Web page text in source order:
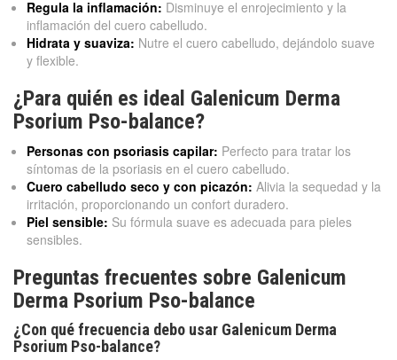
Regula la inflamación: Disminuye el enrojecimiento y la
inflamación del cuero cabelludo.
Hidrata y suaviza: Nutre el cuero cabelludo, dejándolo suave
y flexible.
¿Para quién es ideal Galenicum Derma
Psorium Pso-balance?
Personas con psoriasis capilar: Perfecto para tratar los
síntomas de la psoriasis en el cuero cabelludo.
Cuero cabelludo seco y con picazón: Alivia la sequedad y la
irritación, proporcionando un confort duradero.
Piel sensible: Su fórmula suave es adecuada para pieles
sensibles.
Preguntas frecuentes sobre Galenicum
Derma Psorium Pso-balance
¿Con qué frecuencia debo usar Galenicum Derma
Psorium Pso-balance?